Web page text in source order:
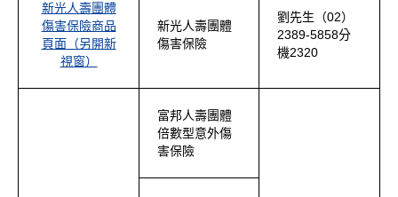
新光人壽團體
傷害保險商品
頁面（另開新
視窗）
新光人壽團體
傷害保險
劉先生（02）
2389-5858分
機2320
富邦人壽團體
倍數型意外傷
害保險